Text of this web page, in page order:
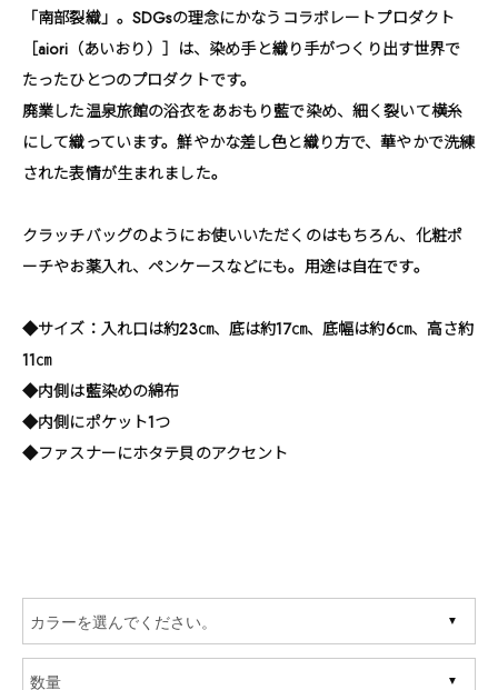
「南部裂織」。 SDGsの理念にかなうコラボレートプロダクト
［aiori（あいおり）］は、染め手と織り手がつくり出す世界で
たったひとつのプロダクトです。
廃業した温泉旅館の浴衣をあおもり藍で染め、細く裂いて横糸
にして織っています。鮮やかな差し色と織り方で、華やかで洗練
された表情が生まれました。
クラッチバッグのようにお使いいただくのはもちろん、化粧ポ
ーチやお薬入れ、ペンケースなどにも。用途は自在です。
◆サイズ：入れ口は約23㎝、底は約17㎝、底幅は約6㎝、高さ約
11㎝
◆内側は藍染めの綿布
◆内側にポケット1つ
◆ファスナーにホタテ貝のアクセント